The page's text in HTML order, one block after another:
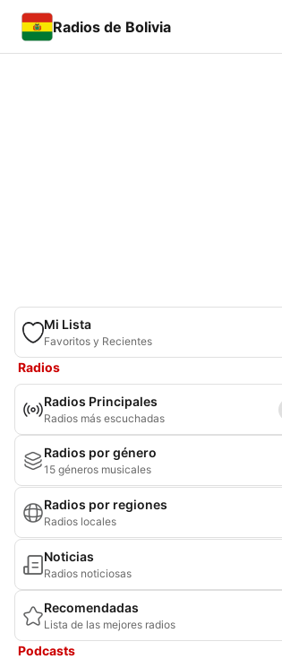
Radios de Bolivia
Mi Lista
Favoritos y Recientes
Radios
Radios Principales
Radios más escuchadas
Radios por género
15 géneros musicales
Radios por regiones
Radios locales
Noticias
Radios noticiosas
Recomendadas
Lista de las mejores radios
Podcasts